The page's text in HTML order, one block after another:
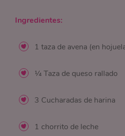
Ingredientes:
1 taza de avena (en
¼ Taza de queso rallado
3 Cucharadas de harina
1 chorrito de leche